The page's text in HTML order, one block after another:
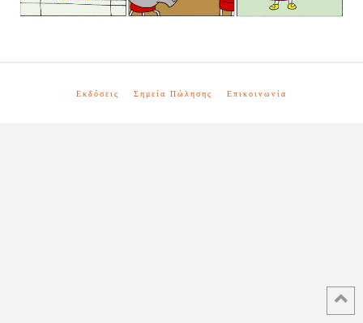
Εκδόσεις Σημεία Πώλησης Επικοινωνία